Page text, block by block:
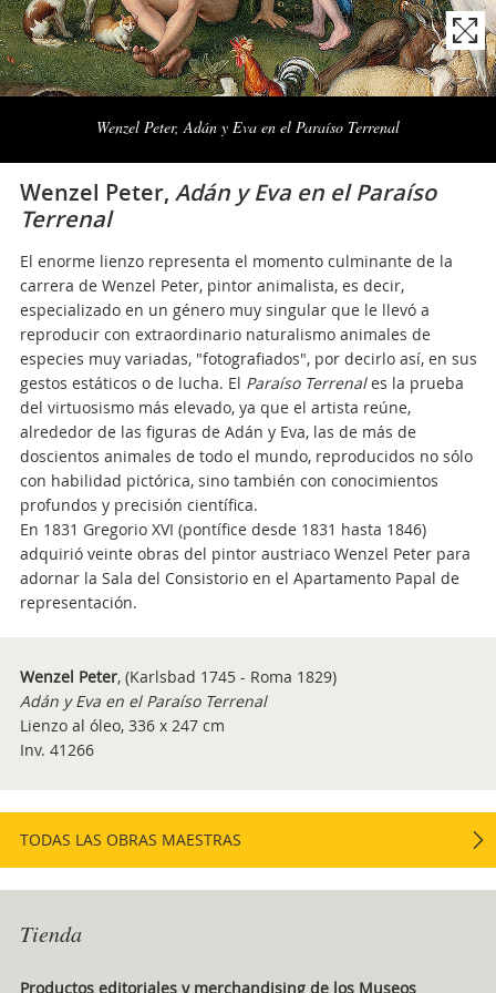
Wenzel Peter, Adán y Eva en el Paraíso Terrenal
Naviga
photogallery
Wenzel Peter, Adán y Eva en el Paraíso
Terrenal
El enorme lienzo representa el momento culminante de la
carrera de Wenzel Peter, pintor animalista, es decir,
especializado en un género muy singular que le llevó a
reproducir con extraordinario naturalismo animales de
especies muy variadas, "fotografiados", por decirlo así, en sus
gestos estáticos o de lucha. El Paraíso Terrenales la prueba
del virtuosismo más elevado, ya que el artista reúne,
alrededor de las figuras de Adán y Eva, las de más de
doscientos animales de todo el mundo, reproducidos no sólo
con habilidad pictórica, sino también con conocimientos
profundos y precisión científica.
En 1831 Gregorio XVI (pontífice desde 1831 hasta 1846)
adquirió veinte obras del pintor austriaco Wenzel Peter para
adornar la Sala del Consistorio en el Apartamento Papal de
representación.
Wenzel Peter, (Karlsbad 1745 - Roma 1829)
Adán y Eva en el Paraíso Terrenal
Lienzo al óleo, 336 x 247 cm
Inv. 41266
TODAS LAS OBRAS MAESTRAS
Tienda
Productos editoriales y merchandising de los Museos